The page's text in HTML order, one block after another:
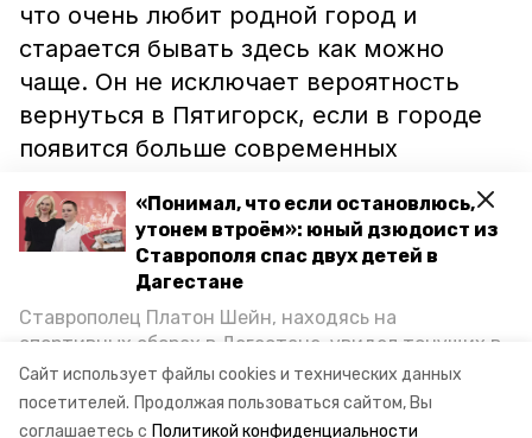
Сайт использует файлы cookies и технических данных
посетителей. Продолжая пользоваться сайтом, Вы
соглашаетесь с Политикой конфиденциальности
«Понимал, что если остановлюсь,
утонем втроём»: юный дзюдоист из
Ставрополя спас двух детей в
Дагестане
Ставрополец Платон Шейн, находясь на
спортивных сборах в Дегестане, увидел тонущих в
Каспийском море детей и бросился на помощь. По
возвращении домой, отважного мальчика
пригласили в министерство образования края и
что очень любит родной город и
старается бывать здесь как можно
чаще. Он не исключает вероятность
вернуться в Пятигорск, если в городе
появится больше современных
Ранее ещё один эксперт премии из
назвалсильные стороны
ставропольских курортов, сравних их с
турецкими.